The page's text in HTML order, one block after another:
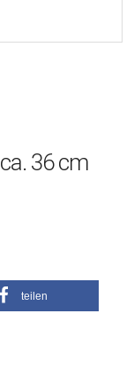
36 cm
teilen